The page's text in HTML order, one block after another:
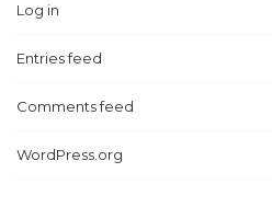
Log in
Entries feed
Comments feed
WordPress.org